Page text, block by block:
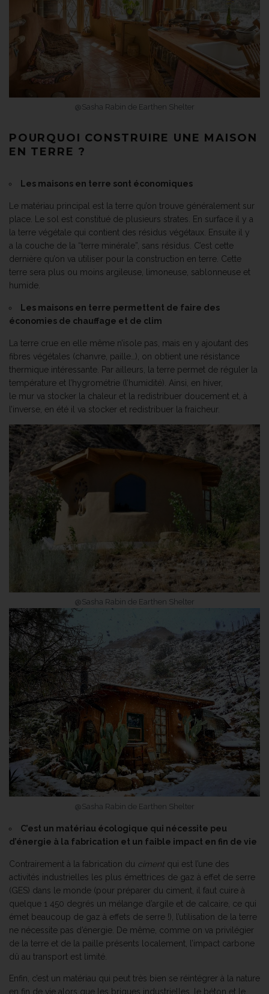
@Sasha Rabin de Earthen Shelter
POURQUOI CONSTRUIRE UNE MAISON
EN TERRE ?
Les maisons en terre sont économiques
Le matériau principal est la terre qu’on trouve généralement sur
place. Le sol est constitué de plusieurs strates. En surface il y a
la terre végétale qui contient des résidus végétaux. Ensuite il y
a la couche de la “terre minérale”, sans résidus. C’est cette
dernière qu’on va utiliser pour la construction en terre. Cette
terre sera plus ou moins argileuse, limoneuse, sablonneuse et
humide.
Les maisons en terre permettent de faire des
économies de chauffage et de clim
La terre crue en elle même n’isole pas, mais en y ajoutant des
fibres végétales (chanvre, paille…), on obtient une résistance
thermique intéressante. Par ailleurs, la terre permet de réguler la
température et l’hygrométrie (l’humidité). Ainsi, en hiver,
le mur va stocker la chaleur et la redistribuer doucement et, à
l’inverse, en été il va stocker et redistribuer la fraicheur.
@Sasha Rabin de Earthen Shelter
@Sasha Rabin de Earthen Shelter
C’est un matériau écologique qui nécessite peu
d’énergie à la fabrication et un faible impact en fin de vie
Contrairement à la fabrication du ciment qui est l’une des
activités industrielles les plus émettrices de gaz à effet de serre
(GES) dans le monde (pour préparer du ciment, il faut cuire à
quelque 1 450 degrés un mélange d’argile et de calcaire, ce qui
émet beaucoup de gaz à effets de serre !), l’utilisation de la terre
ne nécessite pas d’énergie. De même, comme on va privilégier
de la terre et de la paille présents localement, l’impact carbone
dû au transport est limité.
Enfin, c’est un matériau qui peut très bien se réintégrer à la nature
en fin de vie alors que les briques industrielles, le béton et le